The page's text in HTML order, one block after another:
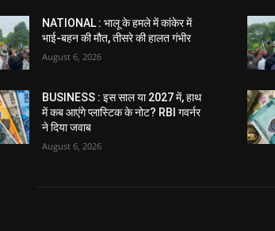
NATIONAL : भालू के हमले में कांकेर में
भाई-बहन की मौत, तीसरे की हालत गंभीर
August 6, 2026
BUSINESS : इस साल या 2027 में, हाथ
में कब आएंगे प्लास्टिक के नोट? RBI गवर्नर
ने दिया जवाब
August 6, 2026